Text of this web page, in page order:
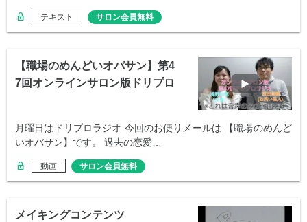
テキスト サロン会員無料
【職場のめんどいオバサン】第4
7回オンラインサロン版ドリプロ
月曜日はドリプロラジオ 今回のお便りメールは 【職場のめんど
いオバサン】です。 過去の恋愛…
動画 サロン会員無料
メイキングコンテンツ